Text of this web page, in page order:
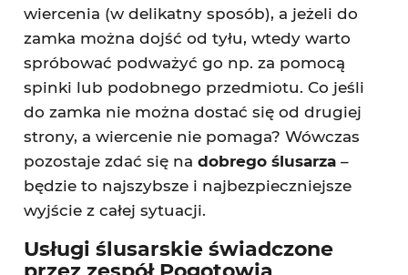
wiercenia (w delikatny sposób), a jeżeli do
zamka można dojść od tyłu, wtedy warto
spróbować podważyć go np. za pomocą
spinki lub podobnego przedmiotu. Co jeśli
do zamka nie można dostać się od drugiej
strony, a wiercenie nie pomaga? Wówczas
pozostaje zdać się na dobrego ślusarza–
będzie to najszybsze i najbezpieczniejsze
wyjście z całej sytuacji.
Usługi ślusarskie świadczone